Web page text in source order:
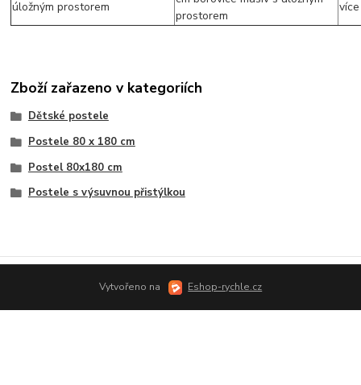
Zboží zařazeno v kategoriích
Dětské postele
Postele 80 x 180 cm
Postel 80x180 cm
Postele s výsuvnou přistýlkou
Vytvořeno na Eshop-rychle.cz